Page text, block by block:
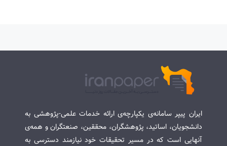
ایران پیپر سامانه‌ی یکپارچه‌ی ارائه خدمات علمی-پژوهشی به
دانشجویان، اساتید، پژوهشگران، محققین، صنعتگران و همه‌ی
آنهایی است که در مسیر تحقیقات خود نیازمند دسترسی به